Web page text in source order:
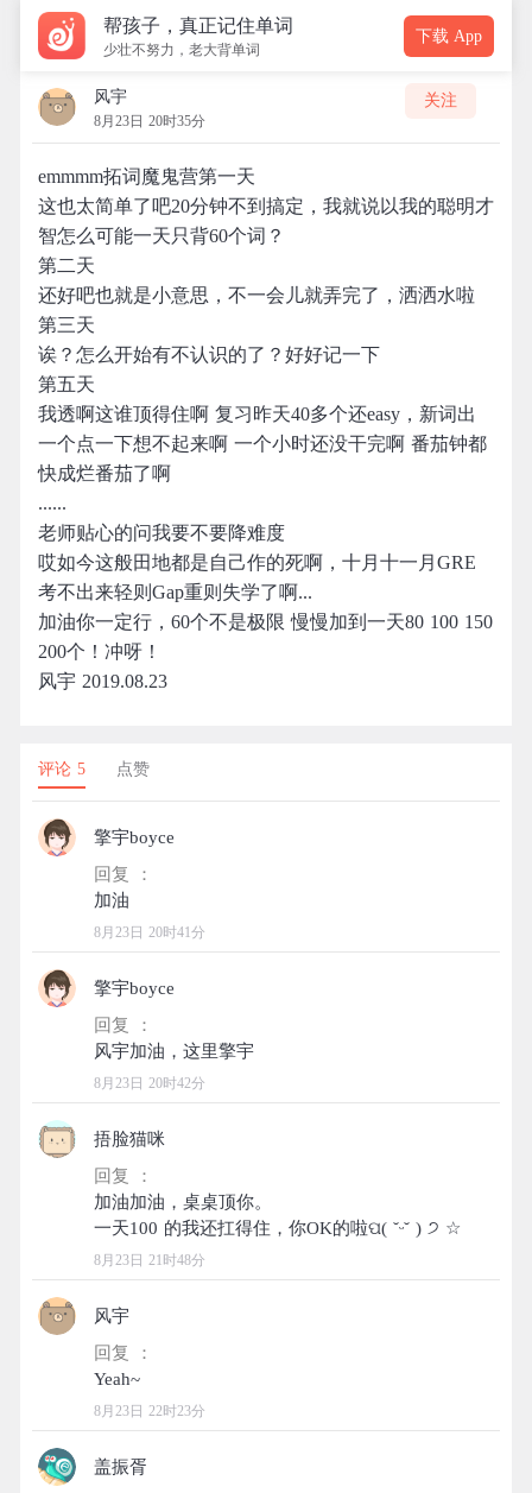
帮孩子，真正记住单词
少壮不努力，老大背单词
下载 App
风宇
8月23日 20时35分
关注
emmmm拓词魔鬼营第一天
这也太简单了吧20分钟不到搞定，我就说以我的聪明才
智怎么可能一天只背60个词？
第二天
还好吧也就是小意思，不一会儿就弄完了，洒洒水啦
第三天
诶？怎么开始有不认识的了？好好记一下
第五天
我透啊这谁顶得住啊 复习昨天40多个还easy，新词出
一个点一下想不起来啊 一个小时还没干完啊 番茄钟都
快成烂番茄了啊
......
老师贴心的问我要不要降难度
哎如今这般田地都是自己作的死啊，十月十一月GRE
考不出来轻则Gap重则失学了啊...
加油你一定行，60个不是极限 慢慢加到一天80 100 150
200个！冲呀！
风宇 2019.08.23
评论 5 点赞
擎宇boyce
回复 ：
8月23日 20时41分
擎宇boyce
回复 ：
8月23日 20时42分
捂脸猫咪
回复 ：
加油加油，桌桌顶你。
8月23日 21时48分
风宇
回复 ：
8月23日 22时23分
盖振胥